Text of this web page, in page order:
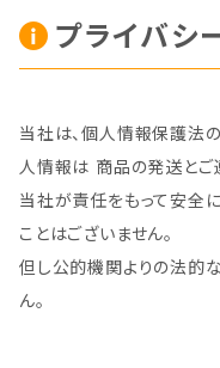
プライバシ
当社は、個人情報保護法
人情報は 商品の発送とご
当社が責任をもって安全
ことはございません。
但し公的機関よりの法的
ん。